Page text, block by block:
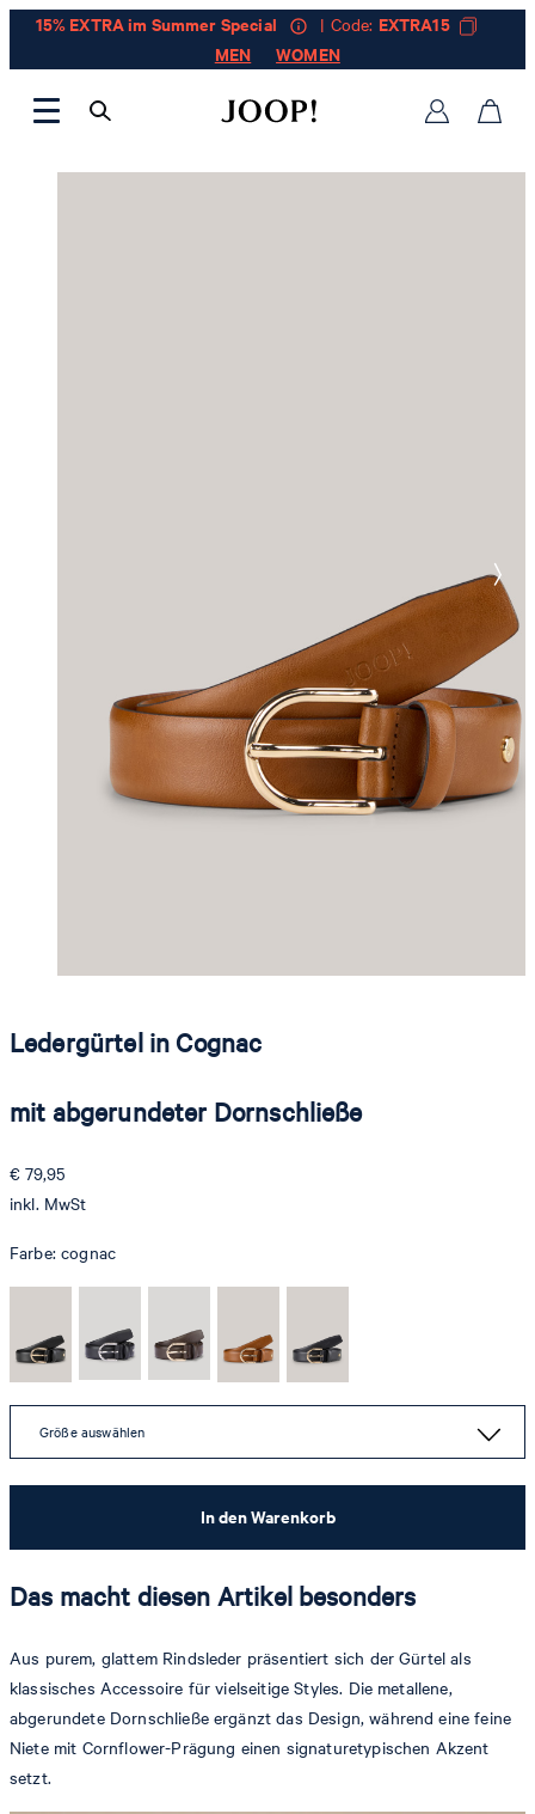
15% EXTRA im Summer Special | Code: EXTRA15
MEN
WOMEN
Ledergürtel in Cognac
mit abgerundeter Dornschließe
€ 79,95
inkl. MwSt
Farbe:cognac
Größe auswählen
In den Warenkorb
Das macht diesen Artikel besonders
Aus purem, glattem Rindsleder präsentiert sich der Gürtel als
klassisches Accessoire für vielseitige Styles. Die metallene,
abgerundete Dornschließe ergänzt das Design, während eine feine
Niete mit Cornflower-Prägung einen signaturetypischen Akzent
setzt.